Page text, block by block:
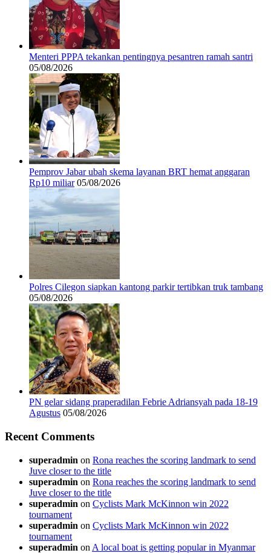
Menteri PPPA tekankan pentingnya pesantren ramah santri
05/08/2026
Pemprov Jabar ubah skema layanan BRT hemat anggaran
Rp10 miliar 05/08/2026
Polres Cilegon siapkan kantong parkir tertibkan truk tambang
05/08/2026
PN gelar sidang praperadilan Febrie Adriansyah pada 18-19
Agustus 05/08/2026
Recent Comments
superadmin on Rona reaches the scoring landmark to send
Juve closer to the title
superadmin on Rona reaches the scoring landmark to send
Juve closer to the title
superadmin on Cyclists Mark McKinnon win 2022
tournament
superadmin on Cyclists Mark McKinnon win 2022
tournament
superadmin on A local boat is getting popular in Myanmar